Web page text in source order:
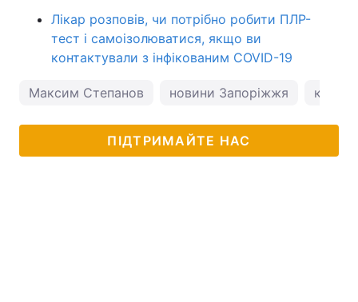
Лікар розповів, чи потрібно робити ПЛР-
тест і самоізолюватися, якщо ви
контактували з інфікованим COVID-19
Максим Степанов новини Запоріжжя
ПІДТРИМАЙТЕ НАС